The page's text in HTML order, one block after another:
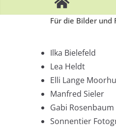
Für die Bilder und
Ilka Bielefeld
Lea Heldt
Elli Lange
Manfred Sieler
Gabi Rosenbaum
Sonnentier